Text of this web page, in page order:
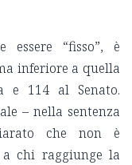
“fisso”, è
inferiore a quella
e 114 al Senato.
– nella sentenza
che non è
chi raggiunge la